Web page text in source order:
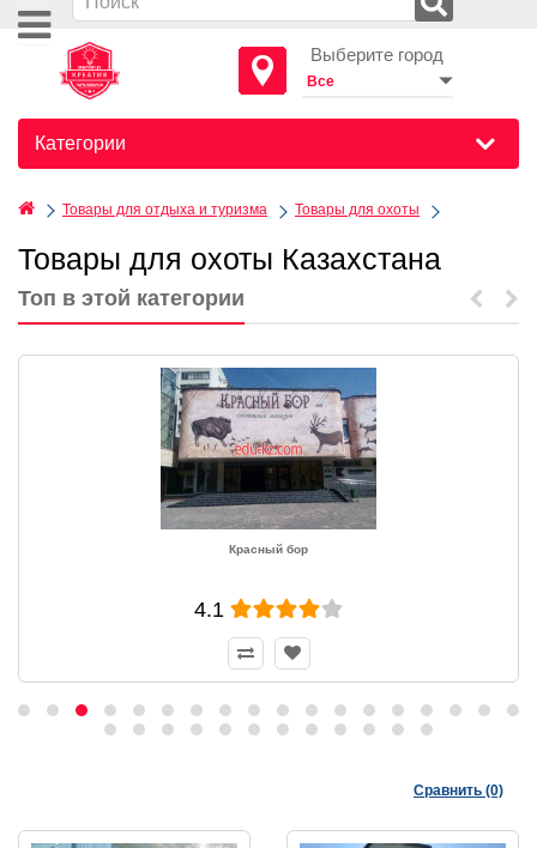
Выберите город
Категории
Товары для отдыха и туризма Товары для охоты
Товары для охоты Казахстана
Топ в этой категории
Леший
4.1
Сравнить (0)